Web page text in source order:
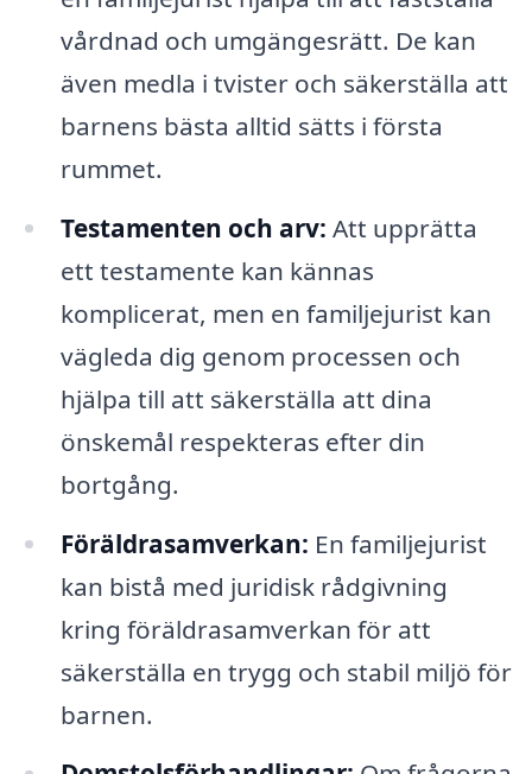
vårdnad och umgängesrätt. De kan
även medla i tvister och säkerställa att
barnens bästa alltid sätts i första
rummet.
Testamenten och arv: Att upprätta
ett testamente kan kännas
komplicerat, men en familjejurist kan
vägleda dig genom processen och
hjälpa till att säkerställa att dina
önskemål respekteras efter din
bortgång.
Föräldrasamverkan: En familjejurist
kan bistå med juridisk rådgivning
kring föräldrasamverkan för att
säkerställa en trygg och stabil miljö för
barnen.